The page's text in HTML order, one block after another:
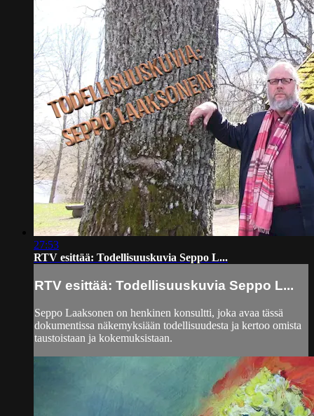
27:53
RTV esittää: Todellisuuskuvia Seppo L...
RTV esittää: Todellisuuskuvia Seppo L...
Seppo Laaksonen on henkinen konsultti, joka avaa tässä
dokumentissa näkemyksiään todellisuudesta ja kertoo omista
taustoistaan ja kokemuksistaan.